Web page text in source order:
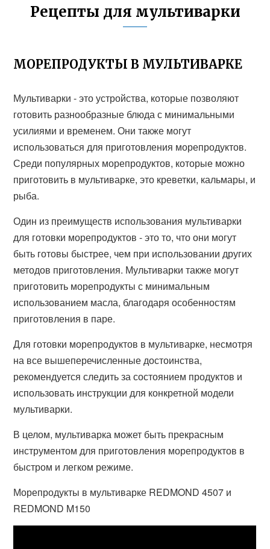
Рецепты для мультиварки
МОРЕПРОДУКТЫ В МУЛЬТИВАРКЕ
Мультиварки - это устройства, которые позволяют
готовить разнообразные блюда с минимальными
усилиями и временем. Они также могут
использоваться для приготовления морепродуктов.
Среди популярных морепродуктов, которые можно
приготовить в мультиварке, это креветки, кальмары, и
рыба.
Один из преимуществ использования мультиварки
для готовки морепродуктов - это то, что они могут
быть готовы быстрее, чем при использовании других
методов приготовления. Мультиварки также могут
приготовить морепродукты с минимальным
использованием масла, благодаря особенностям
приготовления в паре.
Для готовки морепродуктов в мультиварке, несмотря
на все вышеперечисленные достоинства,
рекомендуется следить за состоянием продуктов и
использовать инструкции для конкретной модели
мультиварки.
В целом, мультиварка может быть прекрасным
инструментом для приготовления морепродуктов в
быстром и легком режиме.
Морепродукты в мультиварке REDMOND 4507 и
REDMOND M150